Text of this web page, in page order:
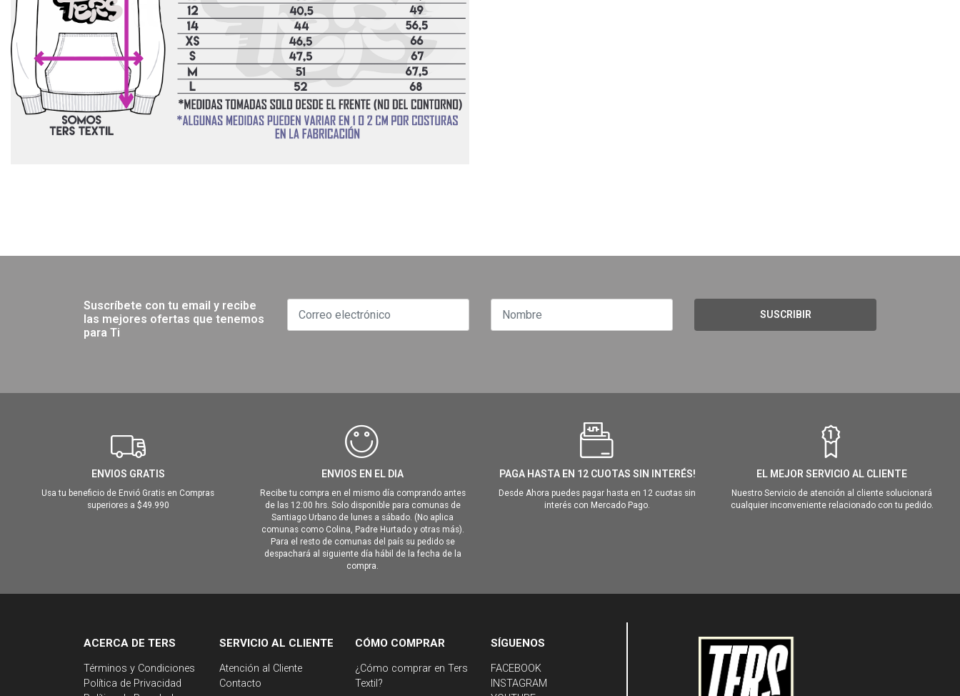
Suscríbete con tu email y recibe
las mejores ofertas que tenemos
para Ti
SUSCRIBIR
ENVIOS GRATIS
Usa tu beneficio de Envió Gratis en Compras
superiores a $49.990
ENVIOS EN EL DIA
Recibe tu compra en el mismo día comprando antes
de las 12:00 hrs. Solo disponible para comunas de
Santiago Urbano de lunes a sábado. (No aplica
comunas como Colina, Padre Hurtado y otras más).
Para el resto de comunas del país su pedido se
despachará al siguiente día hábil de la fecha de la
compra.
PAGA HASTA EN 12 CUOTAS SIN INTERÉS!
Desde Ahora puedes pagar hasta en 12 cuotas sin
interés con Mercado Pago.
EL MEJOR SERVICIO AL CLIENTE
Nuestro Servicio de atención al cliente solucionará
cualquier inconveniente relacionado con tu pedido.
ACERCA DE TERS
Términos y Condiciones
Política de Privacidad
SERVICIO AL CLIENTE
Atención al Cliente
Contacto
CÓMO COMPRAR
¿Cómo comprar en Ters
Textil?
SÍGUENOS
FACEBOOK
INSTAGRAM